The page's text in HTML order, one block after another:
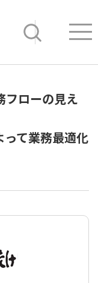
サイト内検索
フローの見え
て業務最適化